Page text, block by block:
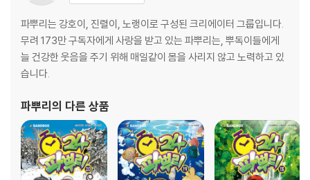
파뿌리는 강호이, 진렬이, 노랭이로 구성된 크리에이터 그룹입니다.
무려 173만 구독자에게 사랑을 받고 있는 파뿌리는, 뿌독이들에게
늘 건강한 웃음을 주기 위해 매일같이 몸을 사리지 않고 노력하고 있
습니다.
파뿌리 의 다른 상품